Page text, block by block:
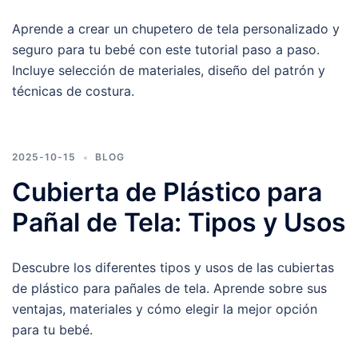
Aprende a crear un chupetero de tela personalizado y
seguro para tu bebé con este tutorial paso a paso.
Incluye selección de materiales, diseño del patrón y
técnicas de costura.
2025-10-15 BLOG
Cubierta de Plástico para
Pañal de Tela: Tipos y Usos
Descubre los diferentes tipos y usos de las cubiertas
de plástico para pañales de tela. Aprende sobre sus
ventajas, materiales y cómo elegir la mejor opción
para tu bebé.